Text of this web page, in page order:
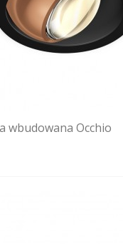
wbudowana Occhio